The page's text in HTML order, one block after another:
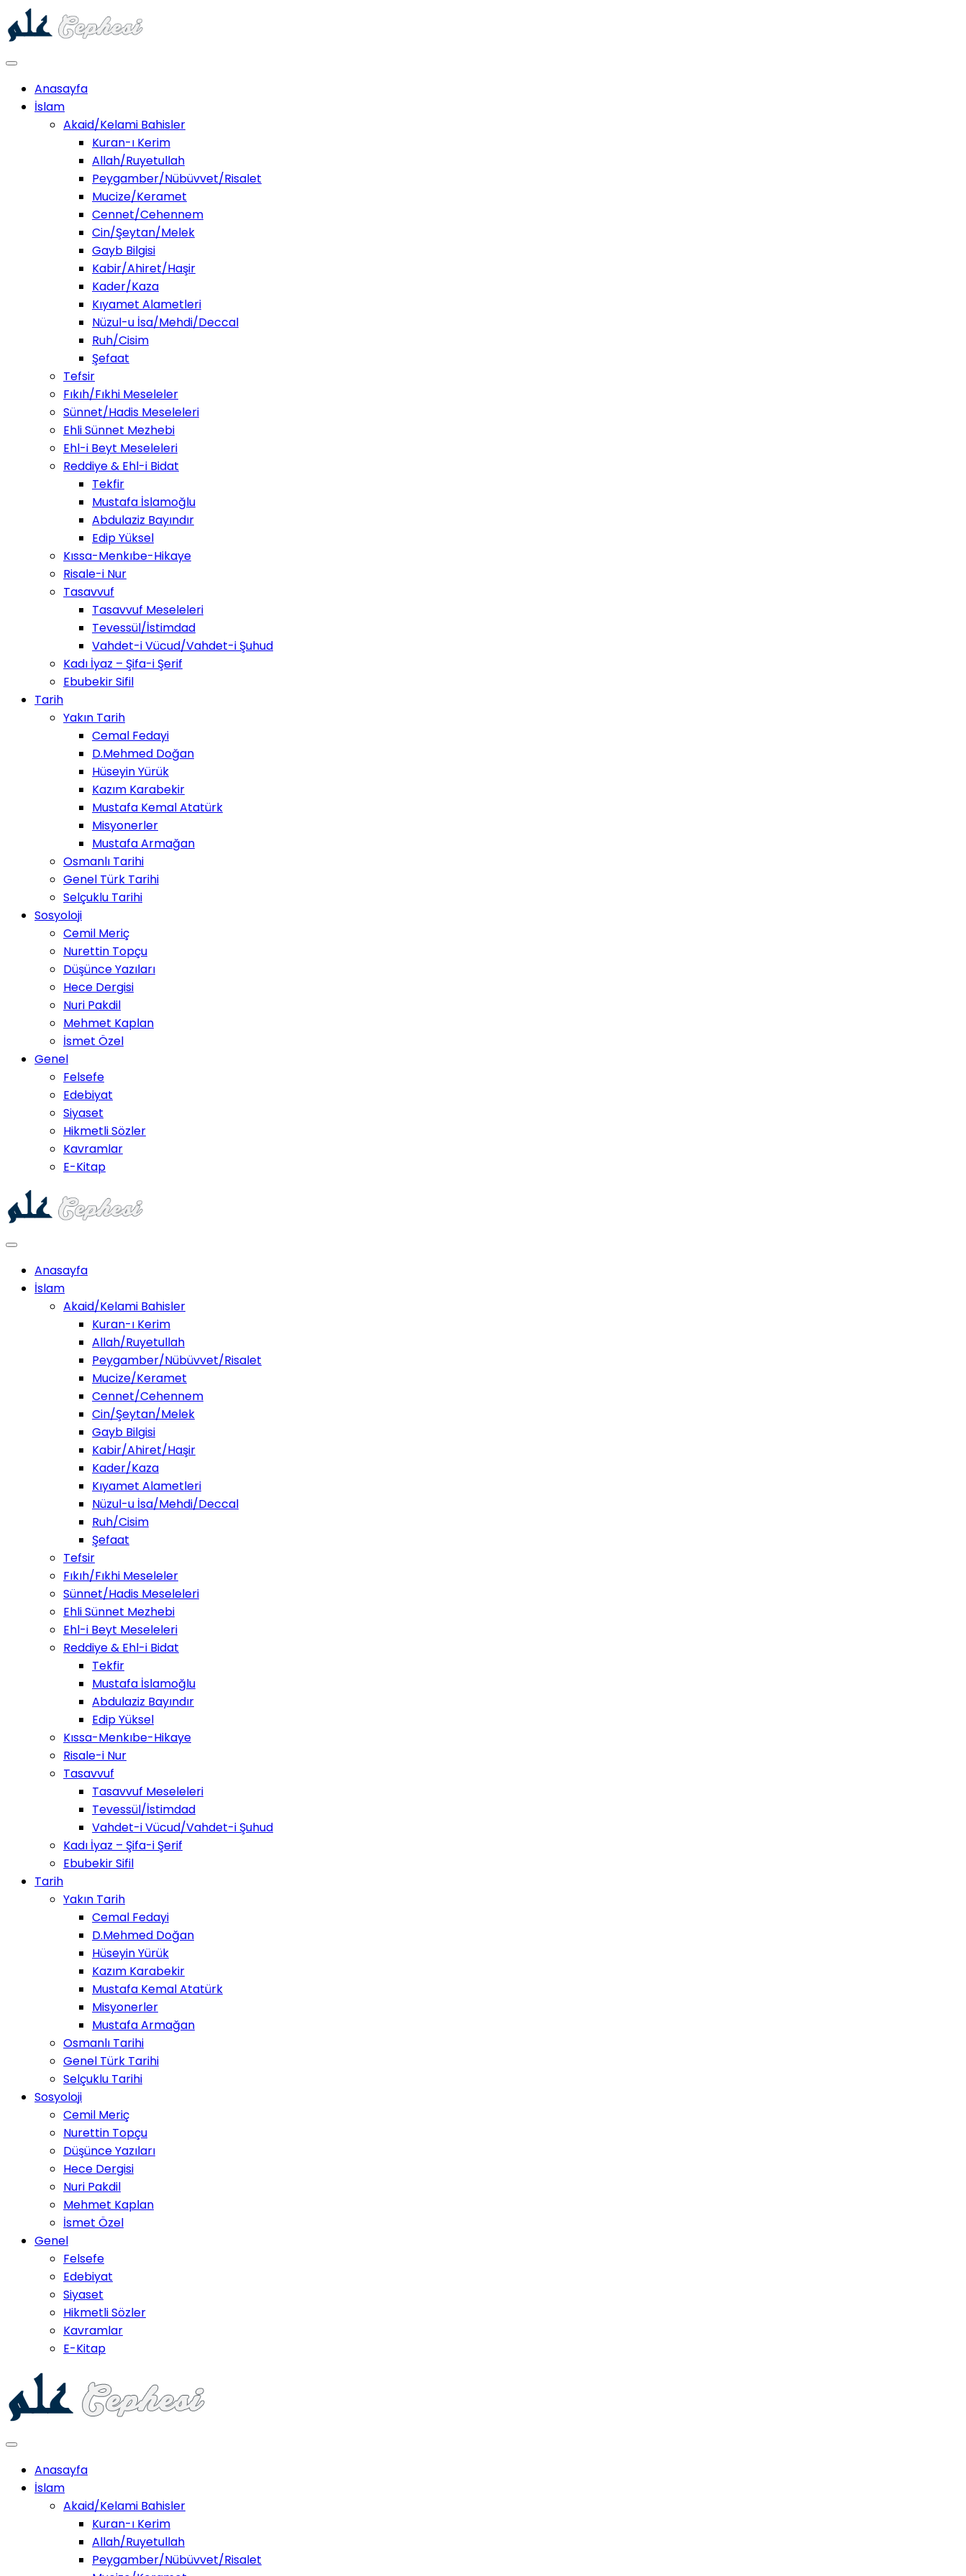
Anasayfa
İslam
Akaid/Kelami Bahisler
Kuran-ı Kerim
Allah/Ruyetullah
Peygamber/Nübüvvet/Risalet
Mucize/Keramet
Cennet/Cehennem
Cin/Şeytan/Melek
Gayb Bilgisi
Kabir/Ahiret/Haşir
Kader/Kaza
Kıyamet Alametleri
Nüzul-u İsa/Mehdi/Deccal
Ruh/Cisim
Şefaat
Tefsir
Fıkıh/Fıkhi Meseleler
Sünnet/Hadis Meseleleri
Ehli Sünnet Mezhebi
Ehl-i Beyt Meseleleri
Reddiye & Ehl-i Bidat
Tekfir
Mustafa İslamoğlu
Abdulaziz Bayındır
Edip Yüksel
Kıssa-Menkıbe-Hikaye
Risale-i Nur
Tasavvuf
Tasavvuf Meseleleri
Tevessül/İstimdad
Vahdet-i Vücud/Vahdet-i Şuhud
Kadı İyaz – Şifa-i Şerif
Ebubekir Sifil
Tarih
Yakın Tarih
Cemal Fedayi
D.Mehmed Doğan
Hüseyin Yürük
Kazım Karabekir
Mustafa Kemal Atatürk
Misyonerler
Mustafa Armağan
Osmanlı Tarihi
Genel Türk Tarihi
Selçuklu Tarihi
Sosyoloji
Cemil Meriç
Nurettin Topçu
Düşünce Yazıları
Hece Dergisi
Nuri Pakdil
Mehmet Kaplan
İsmet Özel
Genel
Felsefe
Edebiyat
Siyaset
Hikmetli Sözler
Kavramlar
E-Kitap
Anasayfa
İslam
Akaid/Kelami Bahisler
Kuran-ı Kerim
Allah/Ruyetullah
Peygamber/Nübüvvet/Risalet
Mucize/Keramet
Cennet/Cehennem
Cin/Şeytan/Melek
Gayb Bilgisi
Kabir/Ahiret/Haşir
Kader/Kaza
Kıyamet Alametleri
Nüzul-u İsa/Mehdi/Deccal
Ruh/Cisim
Şefaat
Tefsir
Fıkıh/Fıkhi Meseleler
Sünnet/Hadis Meseleleri
Ehli Sünnet Mezhebi
Ehl-i Beyt Meseleleri
Reddiye & Ehl-i Bidat
Tekfir
Mustafa İslamoğlu
Abdulaziz Bayındır
Edip Yüksel
Kıssa-Menkıbe-Hikaye
Risale-i Nur
Tasavvuf
Tasavvuf Meseleleri
Tevessül/İstimdad
Vahdet-i Vücud/Vahdet-i Şuhud
Kadı İyaz – Şifa-i Şerif
Ebubekir Sifil
Tarih
Yakın Tarih
Cemal Fedayi
D.Mehmed Doğan
Hüseyin Yürük
Kazım Karabekir
Mustafa Kemal Atatürk
Misyonerler
Mustafa Armağan
Osmanlı Tarihi
Genel Türk Tarihi
Selçuklu Tarihi
Sosyoloji
Cemil Meriç
Nurettin Topçu
Düşünce Yazıları
Hece Dergisi
Nuri Pakdil
Mehmet Kaplan
İsmet Özel
Genel
Felsefe
Edebiyat
Siyaset
Hikmetli Sözler
Kavramlar
E-Kitap
Anasayfa
İslam
Akaid/Kelami Bahisler
Kuran-ı Kerim
Allah/Ruyetullah
Peygamber/Nübüvvet/Risalet